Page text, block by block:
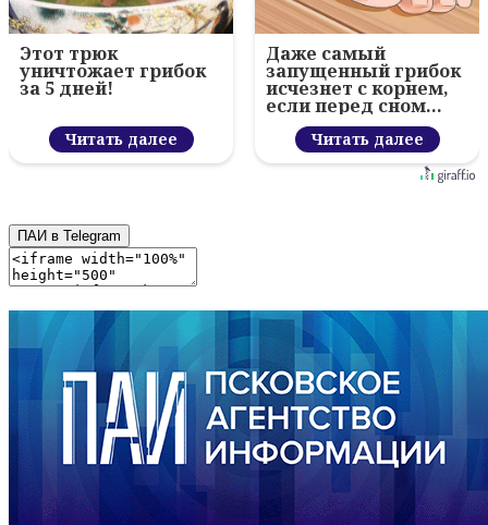
Этот трюк
уничтожает грибок
за 5 дней!
Читать далее
Даже самый
запущенный грибок
исчезнет с корнем,
если перед сном…
Читать далее
ПАИ в Telegram